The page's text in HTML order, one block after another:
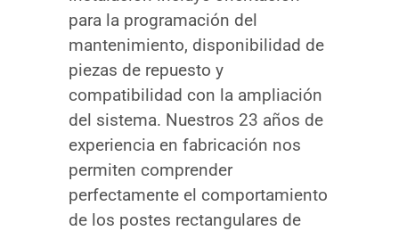
para la programación del
mantenimiento, disponibilidad de
piezas de repuesto y
compatibilidad con la ampliación
del sistema. Nuestros 23 años de
experiencia en fabricación nos
permiten comprender
perfectamente el comportamiento
de los postes rectangulares de